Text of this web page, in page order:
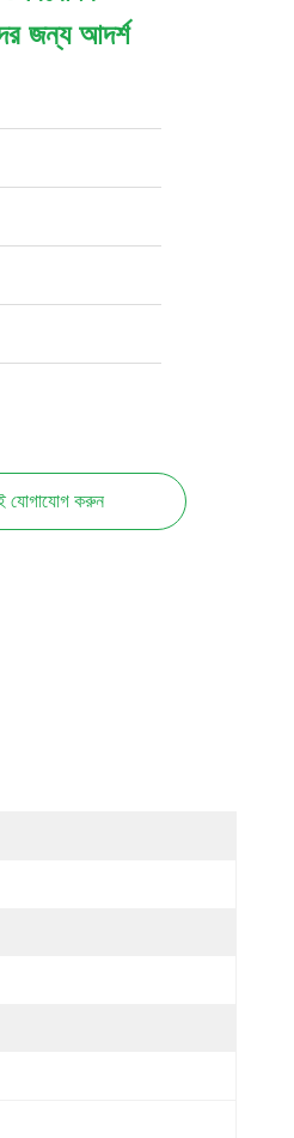
জন্য আদর্শ
যোগাযোগ করুন